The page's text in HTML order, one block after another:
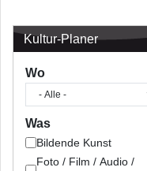
Kultur-Planer
Wo
Was
Bildende Kunst
Foto / Film / Audio /